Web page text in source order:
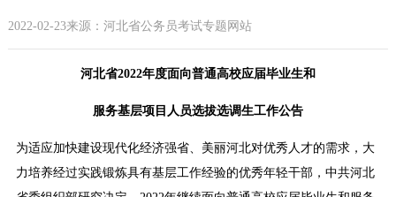
2022-02-23来源：河北省公务员考试专题网站
河北省2022年度面向普通高校应届毕业生和
服务基层项目人员选拔选调生工作公告
为适应加快建设现代化经济强省、美丽河北对优秀人才的需求，大
力培养经过实践锻炼具有基层工作经验的优秀年轻干部，中共河北